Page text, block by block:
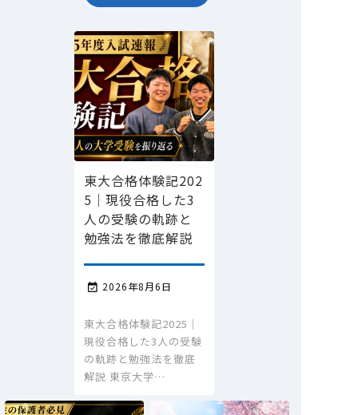
東大合格体験記202
5｜現役合格した3
人の受験の軌跡と
勉強法を徹底解説
 2026年8月6日
東大合格体験記2025｜
現役合格した3人の受験
の軌跡と勉強法を徹底
解説 東京大学…